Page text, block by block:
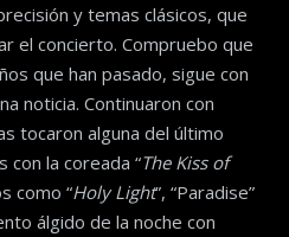
y temas clásicos, que
el concierto. Compruebo que
que han pasado, sigue con
noticia. Continuaron con
tocaron alguna del último
con la coreada “The Kiss of
como “Holy Light”, “Paradise”
álgido de la noche con